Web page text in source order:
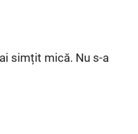
simțit mică. Nu s-a